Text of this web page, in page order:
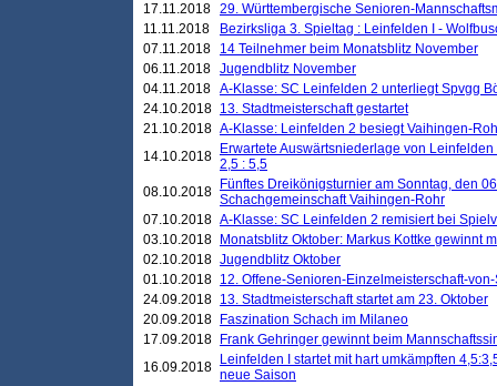
17.11.2018 29. Württembergische Senioren-
11.11.2018
Bezirksliga 3. Spieltag : Leinfelden I -
07.11.2018
14 Teilnehmer beim Monatsblitz November
06.11.2018 Jugendblitz November
04.11.2018 A-Klasse: SC Leinfelden 2 unterliegt Spvgg
24.10.2018 13. Stadtmeisterschaft gestartet
21.10.2018 A-Klasse: Leinfelden 2 besiegt Vaihingen-
14.10.2018
Erwartete Auswärtsniederlage von
2,5 : 5,5
08.10.2018
Fünftes Dreikönigsturnier am Sonntag, den
Schachgemeinschaft Vaihingen-Rohr
07.10.2018 A-Klasse: SC Leinfelden 2 remisiert bei
03.10.2018
Monatsblitz Oktober: Markus Kottke gewinnt
02.10.2018 Jugendblitz Oktober
01.10.2018 12. Offene-Senioren-Einzelmeisterschaft-
24.09.2018 13. Stadtmeisterschaft startet am 23. Oktober
20.09.2018
Faszination Schach im Milaneo
17.09.2018
Frank Gehringer gewinnt beim
16.09.2018
Leinfelden I startet mit hart umkämpften
neue Saison